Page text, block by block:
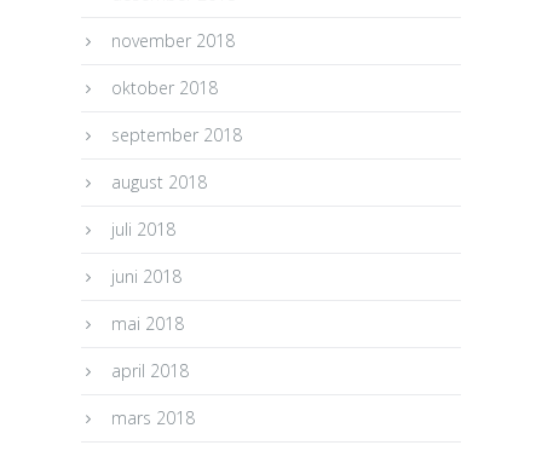
november 2018
oktober 2018
september 2018
august 2018
juli 2018
juni 2018
mai 2018
april 2018
mars 2018